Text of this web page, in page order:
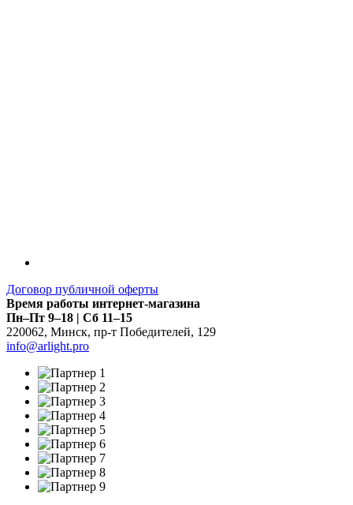
Договор публичной оферты
Время работы интернет-магазина
Пн–Пт 9–18 | Сб 11–15
220062, Минск, пр-т Победителей, 129
info@arlight.pro